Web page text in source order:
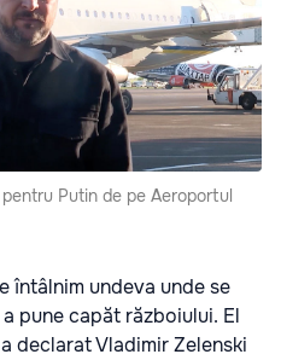
Putin de pe Aeroportul
întâlnim undeva unde se
pune capăt războiului. El
declarat Vladimir Zelenski